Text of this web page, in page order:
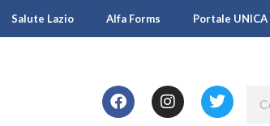
Salute Lazio Alfa Forms Portale UNICA